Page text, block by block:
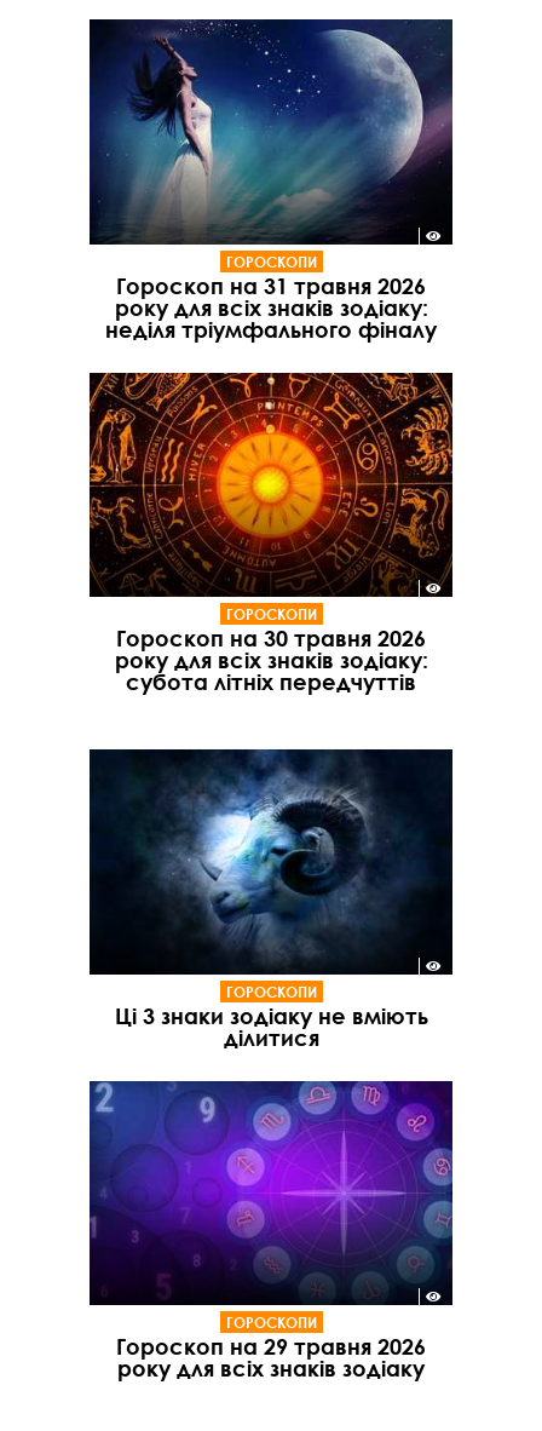
ГОРОСКОПИ
Гороскоп на 31 травня 2026
року для всіх знаків зодіаку:
неділя тріумфального фіналу
ГОРОСКОПИ
Гороскоп на 30 травня 2026
року для всіх знаків зодіаку:
субота літніх передчуттів
ГОРОСКОПИ
Ці 3 знаки зодіаку не вміють
ділитися
ГОРОСКОПИ
Гороскоп на 29 травня 2026
року для всіх знаків зодіаку